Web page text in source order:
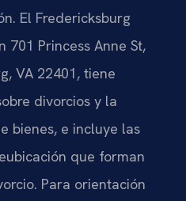
El Fredericksburg
701 Princess Anne St,
VA 22401, tiene
divorcios y la
bienes, e incluye las
que forman
Para orientación